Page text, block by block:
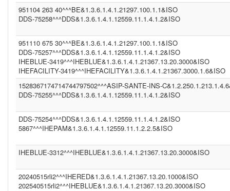
951104 263 40^^^BE&1.3.6.1.4.1.21297.100.1.1&ISO
DDS-75258^^^DDS&1.3.6.1.4.1.12559.11.1.4.1.2&ISO
951110 675 30^^^BE&1.3.6.1.4.1.21297.100.1.1&ISO
DDS-75257^^^DDS&1.3.6.1.4.1.12559.11.1.4.1.2&ISO
IHEBLUE-3419^^^IHEBLUE&1.3.6.1.4.1.21367.13.20.3000&ISO
IHEFACILITY-3419^^^IHEFACILITY&1.3.6.1.4.1.21367.3000.1.6&ISO
1528367174714744797502^^^ASIP-SANTE-INS-
DDS-75255^^^DDS&1.3.6.1.4.1.12559.11.1.4.1.2&ISO
DDS-75254^^^DDS&1.3.6.1.4.1.12559.11.1.4.1.2&ISO
5867^^^IHEPAM&1.3.6.1.4.1.12559.11.1.2.2.5&ISO
IHEBLUE-3312^^^IHEBLUE&1.3.6.1.4.1.21367.13.20.3000&ISO
20240515rli2^^^IHERED&1.3.6.1.4.1.21367.13.20.1000&ISO
202540515rli2^^^IHEBLUE&1.3.6.1.4.1.21367.13.20.3000&ISO